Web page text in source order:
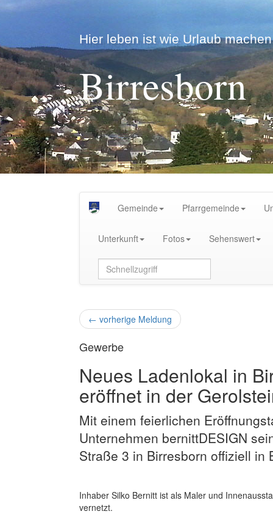
Hier leben ist wie Urlaub
Birresborn
Gemeinde Pfarrgemeinde
Unterkunft Fotos Sehenswert
← vorherige Meldung
Gewerbe
Neues Ladenlokal in
eröffnet in der
Mit einem feierlichen
Unternehmen bernittDESIGN
Straße 3 in Birresborn offiziell in
Inhaber Silko Bernitt ist als Maler und
vernetzt.